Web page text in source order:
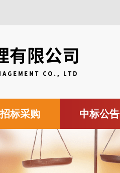
招标采购 中标公告